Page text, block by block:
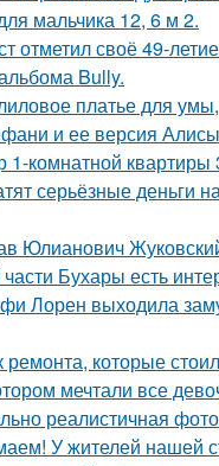
мальчика 12, 6 м 2.
отметил своё 49-
Bully.
платье для
и ее версия
1-комнатной
серьёзные деньги
Юлианович
Бухары есть
Лорен выходила
которые
мечтали все
реалистичная
У жителей нашей